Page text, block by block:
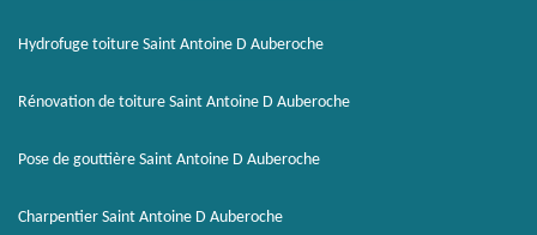
Hydrofuge toiture Saint Antoine D Auberoche
Rénovation de toiture Saint Antoine D Auberoche
Pose de gouttière Saint Antoine D Auberoche
Charpentier Saint Antoine D Auberoche